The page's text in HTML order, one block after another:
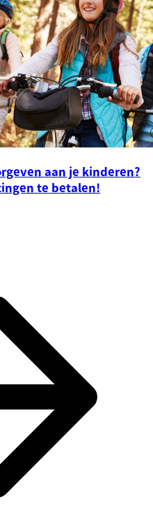
aan je kinderen?
te betalen!